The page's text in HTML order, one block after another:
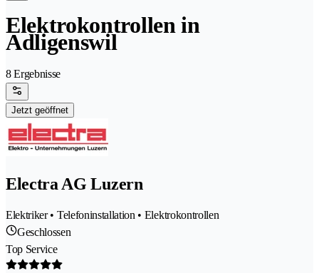
Elektrokontrollen in
Adligenswil
8 Ergebnisse
Jetzt geöffnet
Electra AG Luzern
Elektriker • Telefoninstallation • Elektrokontrollen
Geschlossen
Top Service